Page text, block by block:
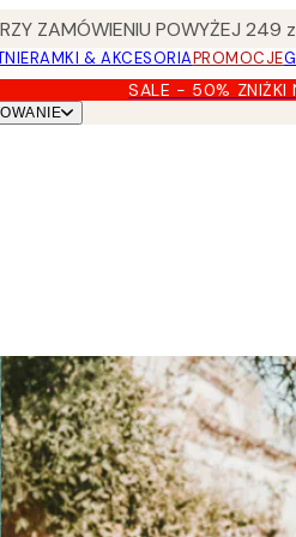
ZAMÓWIENIU POWYŻEJ 249
RAMKI & AKCESORIAPROMOCJE
SALE - 50% ZNIŻKI